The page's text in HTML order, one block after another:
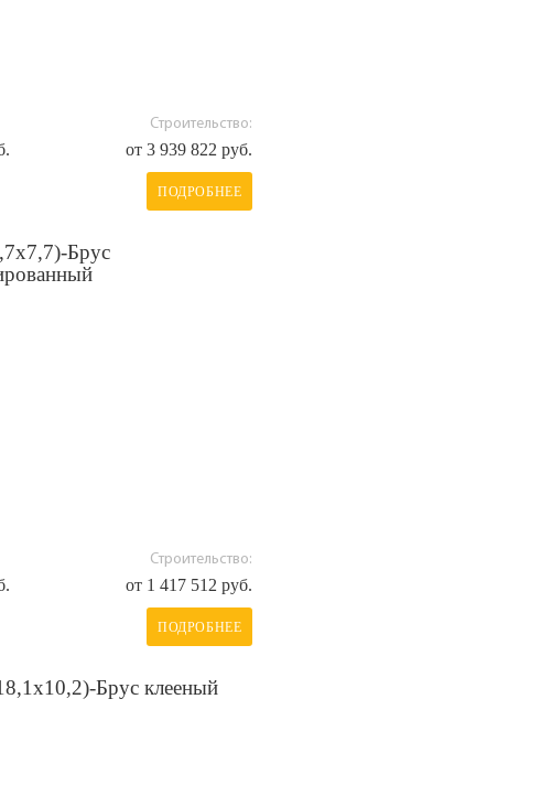
Строительство:
от 3 939 822 руб.
ПОДРОБНЕЕ
Брус
Строительство:
от 1 417 512 руб.
ПОДРОБНЕЕ
Брус клееный